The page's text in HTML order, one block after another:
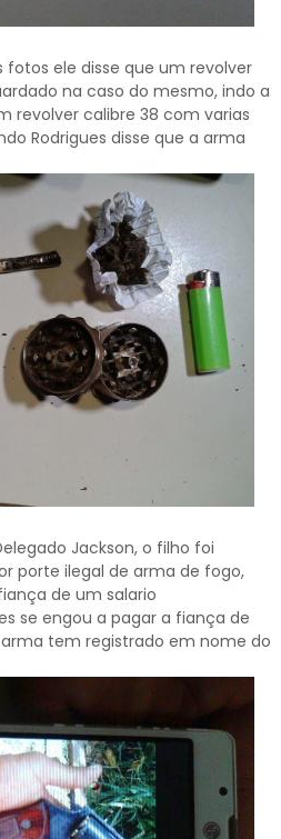
fotos ele disse que um revolver
na caso do mesmo, indo a
revolver calibre 38 com varias
Rodrigues disse que a arma
Jackson, o filho foi
porte ilegal de arma de fogo,
de um salario
se engou a pagar a fiança de
tem registrado em nome do